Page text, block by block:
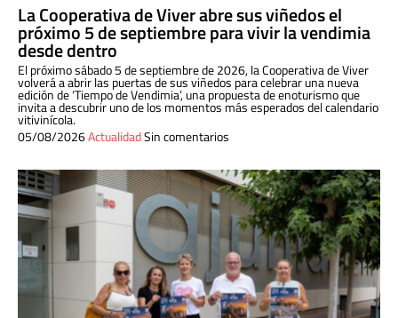
La Cooperativa de Viver abre sus viñedos el
próximo 5 de septiembre para vivir la vendimia
desde dentro
El próximo sábado 5 de septiembre de 2026, la Cooperativa de Viver
volverá a abrir las puertas de sus viñedos para celebrar una nueva
edición de ‘Tiempo de Vendimia’, una propuesta de enoturismo que
invita a descubrir uno de los momentos más esperados del calendario
vitivinícola.
05/08/2026ActualidadSin comentarios